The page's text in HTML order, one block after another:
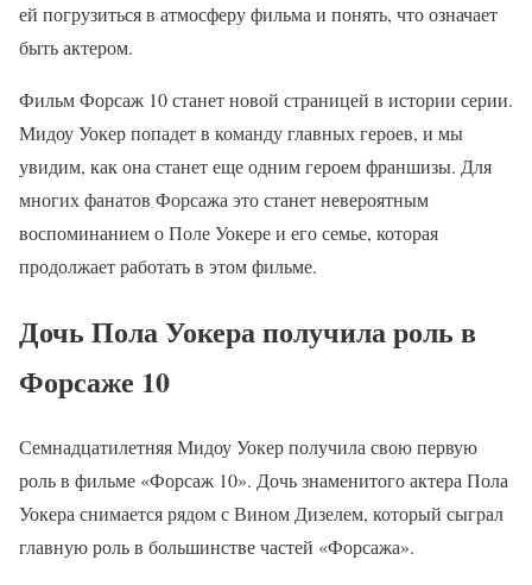
ей погрузиться в атмосферу фильма и понять, что означает
быть актером.
Фильм Форсаж 10 станет новой страницей в истории серии.
Мидоу Уокер попадет в команду главных героев, и мы
увидим, как она станет еще одним героем франшизы. Для
многих фанатов Форсажа это станет невероятным
воспоминанием о Поле Уокере и его семье, которая
продолжает работать в этом фильме.
Дочь Пола Уокера получила роль в
Форсаже 10
Семнадцатилетняя Мидоу Уокер получила свою первую
роль в фильме «Форсаж 10». Дочь знаменитого актера Пола
Уокера снимается рядом с Вином Дизелем, который сыграл
главную роль в большинстве частей «Форсажа».